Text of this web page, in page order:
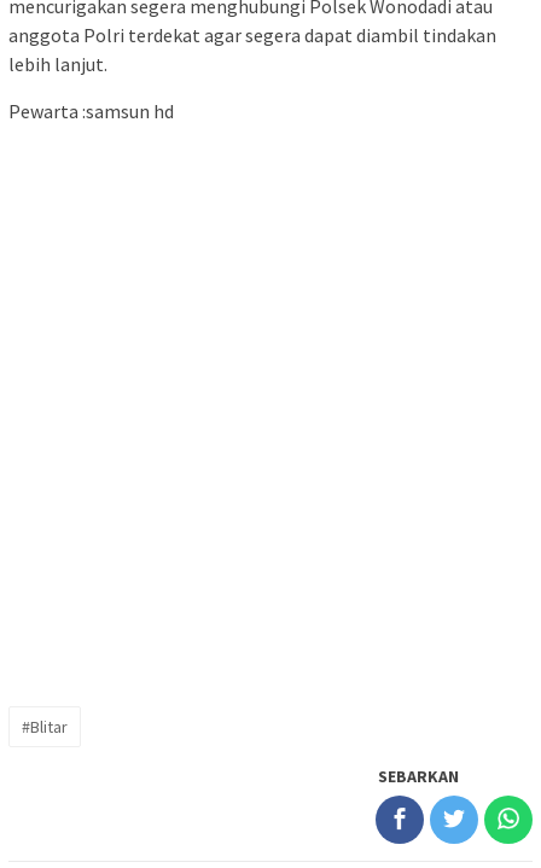
mencurigakan segera menghubungi Polsek Wonodadi atau
anggota Polri terdekat agar segera dapat diambil tindakan
lebih lanjut.
Pewarta :samsun hd
#Blitar
SEBARKAN